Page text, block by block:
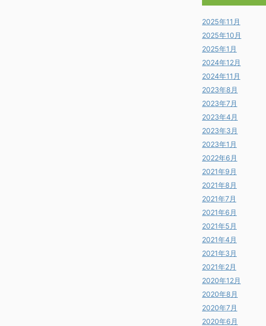
2025年11月
2025年10月
2025年1月
2024年12月
2024年11月
2023年8月
2023年7月
2023年4月
2023年3月
2023年1月
2022年6月
2021年9月
2021年8月
2021年7月
2021年6月
2021年5月
2021年4月
2021年3月
2021年2月
2020年12月
2020年8月
2020年7月
2020年6月